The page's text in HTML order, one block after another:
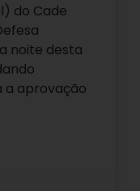
do Cade
noite desta
a aprovação